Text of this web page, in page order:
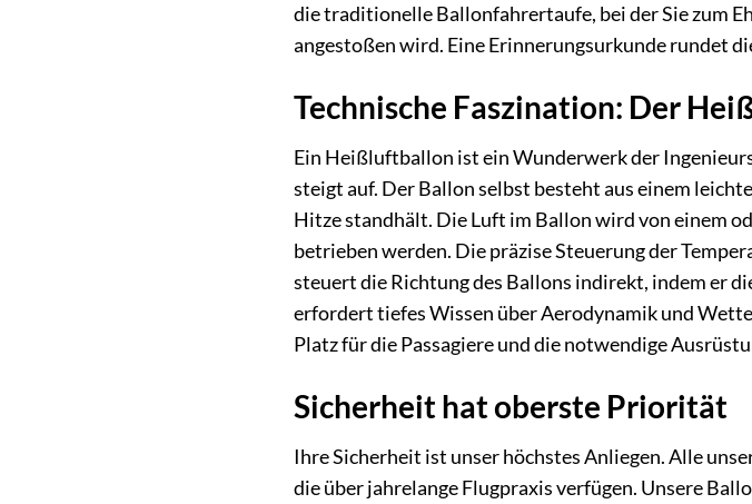
die traditionelle Ballonfahrertaufe, bei der Sie zum
angestoßen wird. Eine Erinnerungsurkunde rundet
Technische Faszination: Der
Ein Heißluftballon ist ein Wunderwerk der
steigt auf. Der Ballon selbst besteht aus einem
Hitze standhält. Die Luft im Ballon wird von einem
betrieben werden. Die präzise Steuerung der
steuert die Richtung des Ballons indirekt, indem er
erfordert tiefes Wissen über Aerodynamik und
Platz für die Passagiere und die notwendige
Sicherheit hat oberste Priorität
Ihre Sicherheit ist unser höchstes Anliegen. Alle
die über jahrelange Flugpraxis verfügen. Unsere